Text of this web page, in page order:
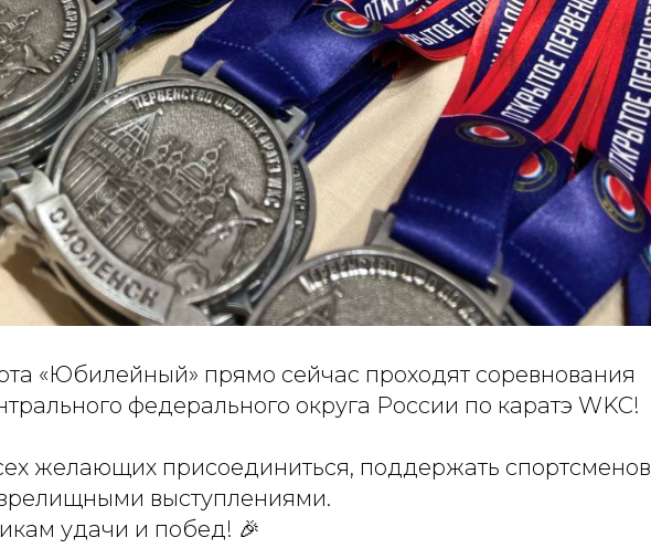
«Юбилейный» прямо сейчас проходят соревнования
федерального округа России по каратэ WKC!
желающих присоединиться, поддержать спортсменов
выступлениями.
удачи и побед! 🎉